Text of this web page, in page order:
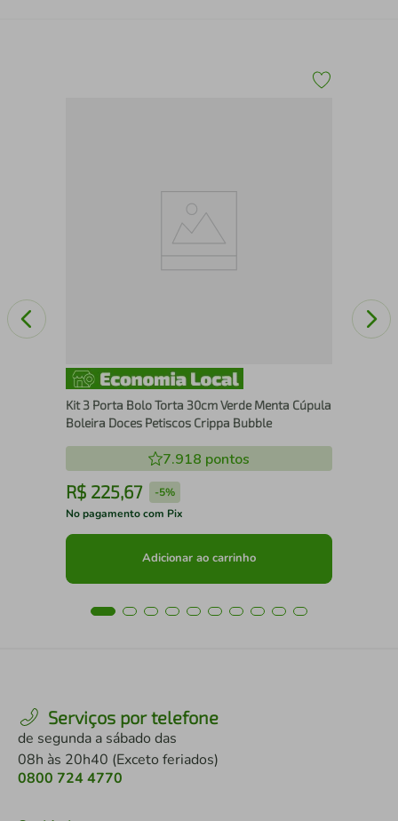
Kit 3 Porta Bolo Torta 30cm Verde Menta Cúpula
Boleira Doces Petiscos Crippa Bubble
7.918 pontos
R$ 225,67 -5%
No pagamento com Pix
Adicionar ao carrinho
Serviços por telefone
de segunda a sábado das
08h às 20h40 (Exceto feriados)
0800 724 4770